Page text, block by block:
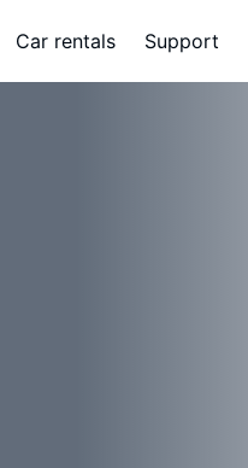
Car rentals Support